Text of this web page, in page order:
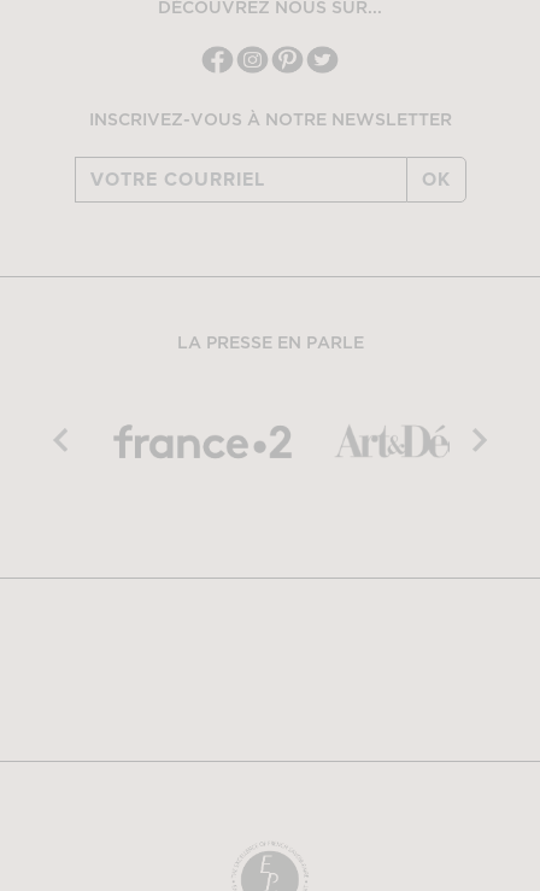
DÉCOUVREZ NOUS SUR...
INSCRIVEZ-VOUS À NOTRE NEWSLETTER
OK
LA PRESSE EN PARLE